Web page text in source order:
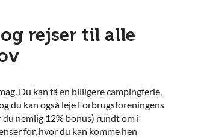
rejser til alle
Du kan få en billigere campingferie,
du kan også leje Forbrugsforeningens
nemlig 12% bonus) rundt om i
for, hvor du kan komme hen